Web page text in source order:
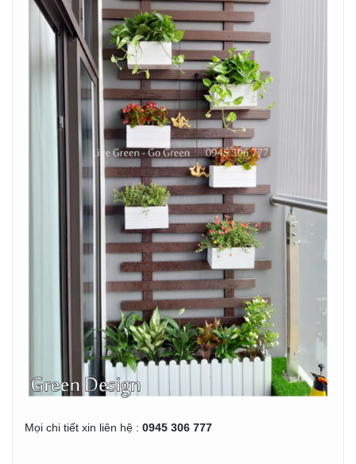
Mọi chi tiết xin liên hệ : 0945 306 777